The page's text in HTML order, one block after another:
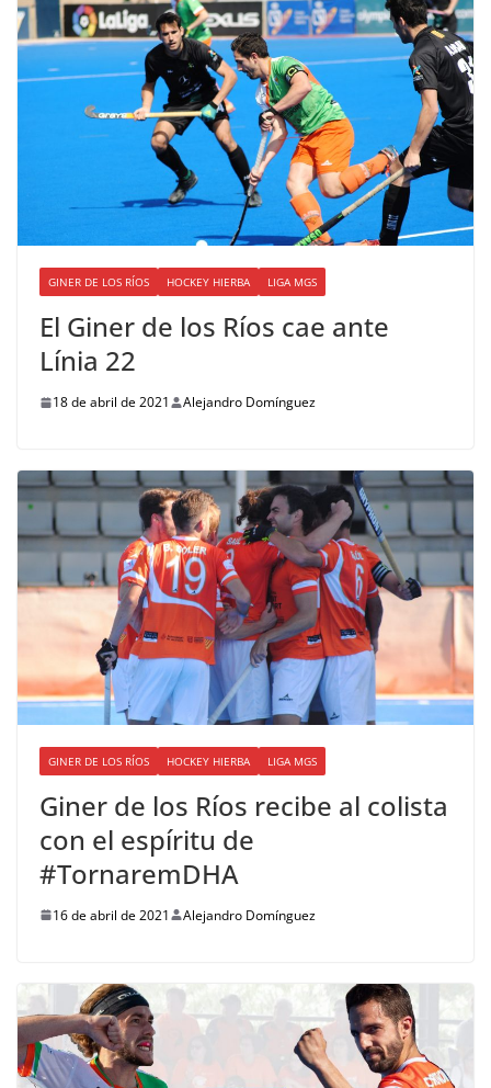
GINER DE LOS RÍOS HOCKEY HIERBA LIGA MGS
El Giner de los Ríos cae ante
Línia 22
18 de abril de 2021 Alejandro Domínguez
GINER DE LOS RÍOS HOCKEY HIERBA LIGA MGS
Giner de los Ríos recibe al colista
con el espíritu de
#TornaremDHA
16 de abril de 2021 Alejandro Domínguez